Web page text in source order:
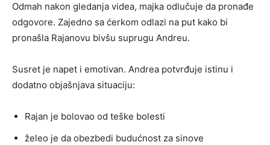
Odmah nakon gledanja videa, majka odlučuje da pronađe
odgovore. Zajedno sa ćerkom odlazi na put kako bi
pronašla Rajanovu bivšu suprugu Andreu.
Susret je napet i emotivan. Andrea potvrđuje istinu i
dodatno objašnjava situaciju:
Rajan je bolovao od teške bolesti
želeo je da obezbedi budućnost za sinove